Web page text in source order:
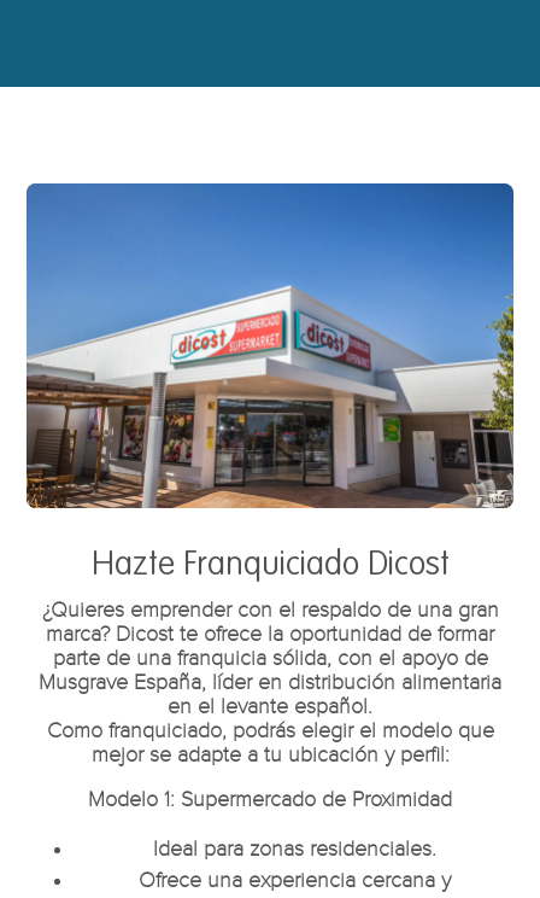
Hazte Franquiciado Dicost
¿Quieres emprender con el respaldo de una gran
marca? Dicost te ofrece la oportunidad de formar
parte de una franquicia sólida, con el apoyo de
Musgrave España, líder en distribución alimentaria
en el levante español.
Como franquiciado, podrás elegir el modelo que
mejor se adapte a tu ubicación y perfil:
Modelo 1: Supermercado de Proximidad
Ideal para zonas residenciales.
Ofrece una experiencia cercana y